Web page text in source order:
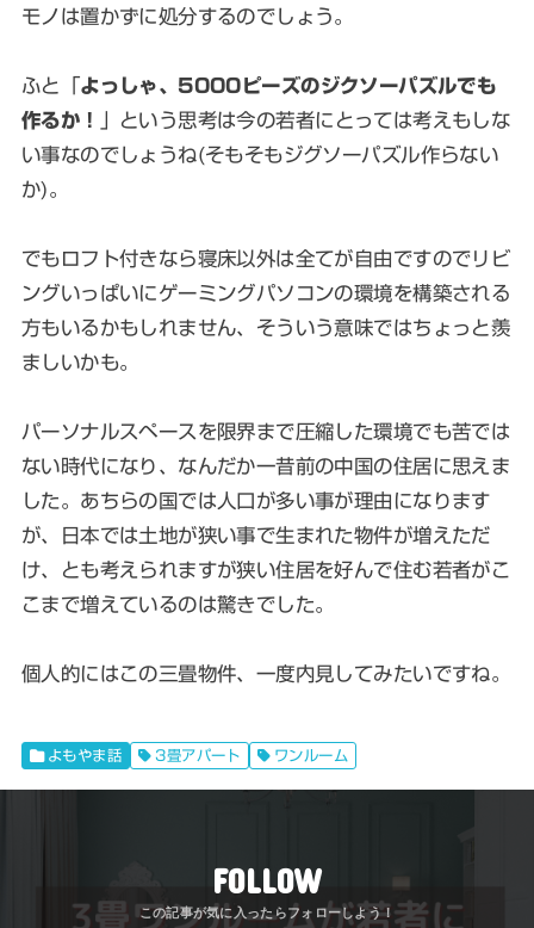
モノは置かずに処分するのでしょう。
ふと「よっしゃ、5000ピーズのジクソーパズルでも
作るか！
」という思考は今の若者にとっては考えもしな
い事なのでしょうね(そもそもジグソーパズル作らない
か)。
でもロフト付きなら寝床以外は全てが自由ですのでリビ
ングいっぱいにゲーミングパソコンの環境を構築される
方もいるかもしれません、そういう意味ではちょっと羨
ましいかも。
パーソナルスペースを限界まで圧縮した環境でも苦では
ない時代になり、なんだか一昔前の中国の住居に思えま
した。あちらの国では人口が多い事が理由になります
が、日本では土地が狭い事で生まれた物件が増えただ
け、とも考えられますが狭い住居を好んで住む若者がこ
こまで増えているのは驚きでした。
個人的にはこの三畳物件、一度内見してみたいですね。
よもやま話 3畳アパート ワンルーム
FOLLOW